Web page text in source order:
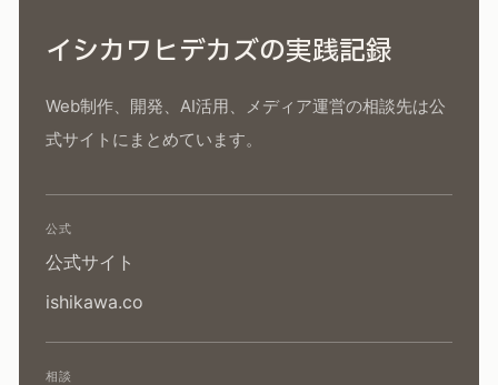
イシカワヒデカズの実践記録
Web制作、開発、AI活用、メディア運営の相談先は公
式サイトにまとめています。
公式
公式サイト
ishikawa.co
相談